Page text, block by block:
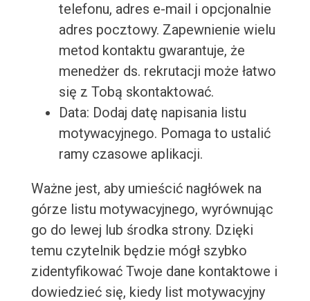
telefonu, adres e-mail i opcjonalnie
adres pocztowy. Zapewnienie wielu
metod kontaktu gwarantuje, że
menedżer ds. rekrutacji może łatwo
się z Tobą skontaktować.
Data: Dodaj datę napisania listu
motywacyjnego. Pomaga to ustalić
ramy czasowe aplikacji.
Ważne jest, aby umieścić nagłówek na
górze listu motywacyjnego, wyrównując
go do lewej lub środka strony. Dzięki
temu czytelnik będzie mógł szybko
zidentyfikować Twoje dane kontaktowe i
dowiedzieć się, kiedy list motywacyjny